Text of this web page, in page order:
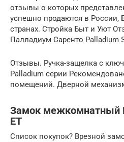
отзывы о которых
успешно продаются в России,
странах. Стройка Быт и Уют
Палладиум Саренто Palladium
Отзывы. Ручка-защелка с
Palladium серии
помещений. Дверной
Замок межкомнатный
ET
Список покупок? Врезной